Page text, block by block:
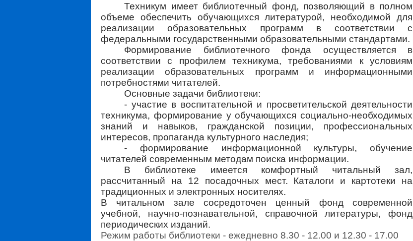
Техникум имеет библиотечный фонд, позволяющий в полном
объеме обеспечить обучающихся литературой, необходимой для
реализации образовательных программ в соответствии с
федеральными государственными образовательными стандартами.
Формирование библиотечного фонда осуществляется в
соответствии с профилем техникума, требованиями к условиям
реализации образовательных программ и информационными
потребностями читателей.
Основные задачи библиотеки:
- участие в воспитательной и просветительской деятельности
техникума, формирование у обучающихся социально-необходимых
знаний и навыков, гражданской позиции, профессиональных
интересов, пропаганда культурного наследия;
- формирование информационной культуры, обучение
читателей современным методам поиска информации.
В библиотеке имеется комфортный читальный зал,
рассчитанный на 12 посадочных мест. Каталоги и картотеки на
традиционных и электронных носителях.
В читальном зале сосредоточен ценный фонд современной
учебной, научно-познавательной, справочной литературы, фонд
периодических изданий.
Режим работы библиотеки - ежедневно 8.30 - 12.00 и 12.30 - 17.00